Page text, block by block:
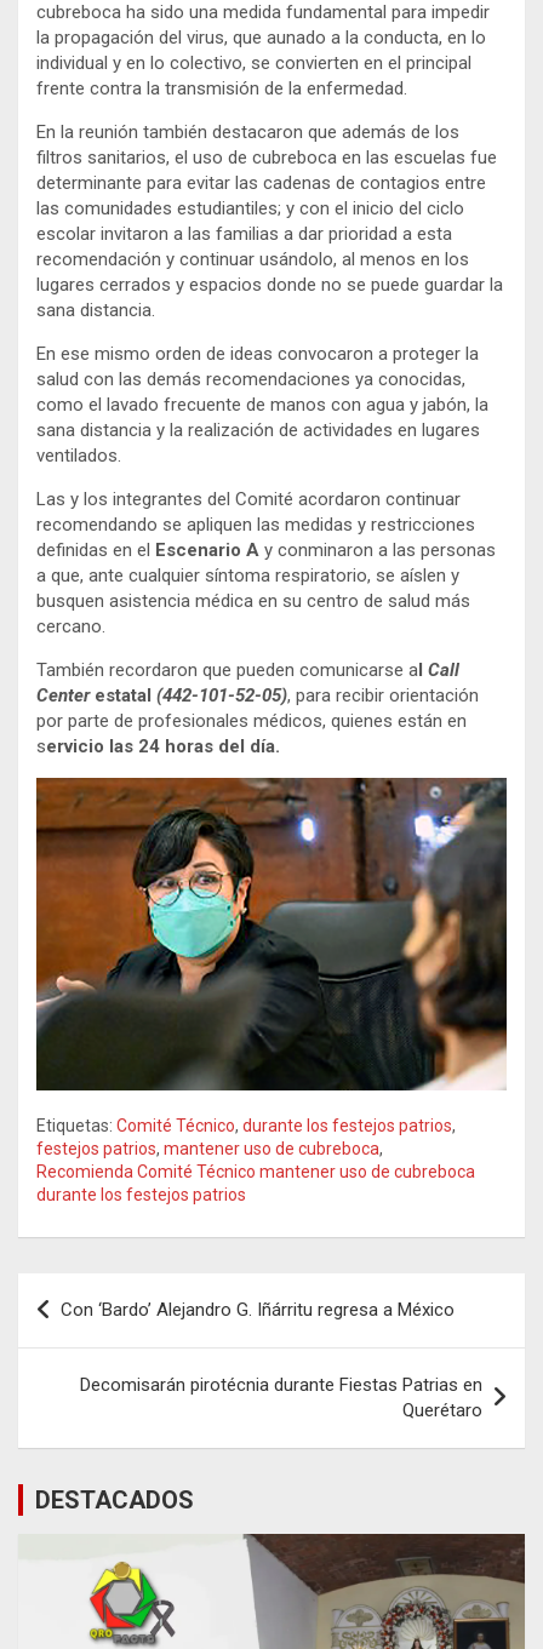
cubreboca ha sido una medida fundamental para impedir
la propagación del virus, que aunado a la conducta, en lo
individual y en lo colectivo, se convierten en el principal
frente contra la transmisión de la enfermedad.
En la reunión también destacaron que además de los
filtros sanitarios, el uso de cubreboca en las escuelas fue
determinante para evitar las cadenas de contagios entre
las comunidades estudiantiles; y con el inicio del ciclo
escolar invitaron a las familias a dar prioridad a esta
recomendación y continuar usándolo, al menos en los
lugares cerrados y espacios donde no se puede guardar la
sana distancia.
En ese mismo orden de ideas convocaron a proteger la
salud con las demás recomendaciones ya conocidas,
como el lavado frecuente de manos con agua y jabón, la
sana distancia y la realización de actividades en lugares
ventilados.
Las y los integrantes del Comité acordaron continuar
recomendando se apliquen las medidas y restricciones
definidas en el Escenario A y conminaron a las personas
a que, ante cualquier síntoma respiratorio, se aíslen y
busquen asistencia médica en su centro de salud más
cercano.
También recordaron que pueden comunicarse al Call
Centerestatal (442-101-52-05), para recibir orientación
por parte de profesionales médicos, quienes están en
servicio las 24 horas del día.
Etiquetas: Comité Técnico, durante los festejos patrios,
festejos patrios, mantener uso de cubreboca,
Recomienda Comité Técnico mantener uso de cubreboca
durante los festejos patrios
Navegación
de
entradas
Con ‘Bardo’ Alejandro G. Iñárritu regresa a México
Decomisarán pirotécnia durante Fiestas Patrias en
Querétaro
DESTACADOS